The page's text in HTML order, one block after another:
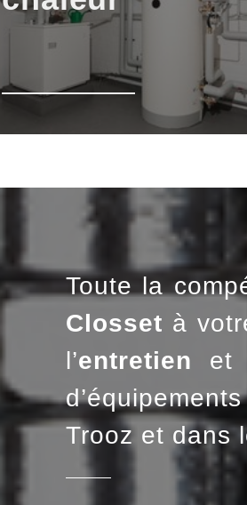
Toute la
Closset à
l’entretien
Trooz et dans